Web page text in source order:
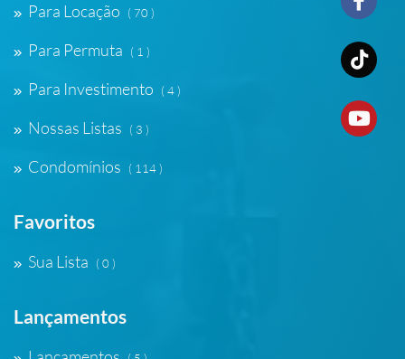
Para Locação ( 70 )
Para Permuta ( 1 )
Para Investimento ( 4 )
Nossas Listas ( 3 )
Condomínios ( 114 )
Favoritos
Sua Lista ( 0 )
Lançamentos